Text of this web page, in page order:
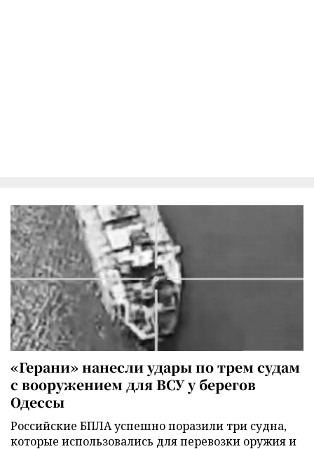
«Герани» нанесли удары по трем судам
с вооружением для ВСУ у берегов
Одессы
Российские БПЛА успешно поразили три судна,
которые использовались для перевозки оружия и